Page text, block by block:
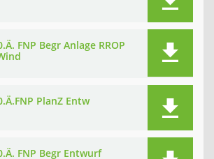
FNP Begr Anlage RROP
PlanZ Entw
FNP Begr Entwurf